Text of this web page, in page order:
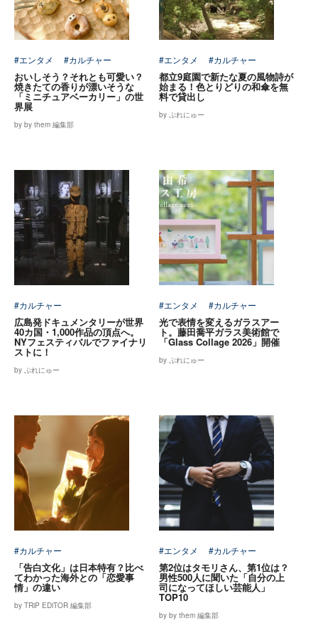
#エンタメ #カルチャー
おいしそう？それとも可愛い？
焼きたての香りが漂いそうな
「ミニチュアベーカリー」の世
界展
by by them 編集部
#エンタメ #カルチャー
都立9庭園で新たな夏の風物詩が
始まる！色とりどりの和傘を無
料で貸出し
by ぷれにゅー
#カルチャー
広島発ドキュメンタリーが世界
40カ国・1,000作品の頂点へ。
NYフェスティバルでファイナリ
ストに！
by ぷれにゅー
#エンタメ #カルチャー
光で表情を変えるガラスアー
ト。藤田喬平ガラス美術館で
「Glass Collage 2026」開催
by ぷれにゅー
#カルチャー
「告白文化」は日本特有？比べ
てわかった海外との「恋愛事
情」の違い
by TRiP EDiTOR 編集部
#エンタメ #カルチャー
第2位はタモリさん、第1位は？
男性500人に聞いた「自分の上
司になってほしい芸能人」
TOP10
by by them 編集部